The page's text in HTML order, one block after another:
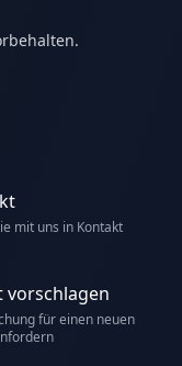
mit uns in Kontakt
vorschlagen
für einen neuen